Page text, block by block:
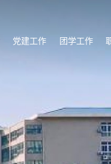
党建工作 团学工作